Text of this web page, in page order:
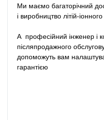
Ми маємо багаторічний
і виробництво літій-
А професійний інженер і
післяпродажного
допоможуть вам
гарантією